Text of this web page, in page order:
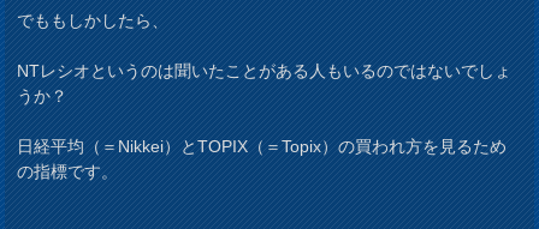
でももしかしたら、
NTレシオというのは聞いたことがある人もいるのではないでしょ
うか？
日経平均（＝Nikkei）とTOPIX（＝Topix）の買われ方を見るため
の指標です。